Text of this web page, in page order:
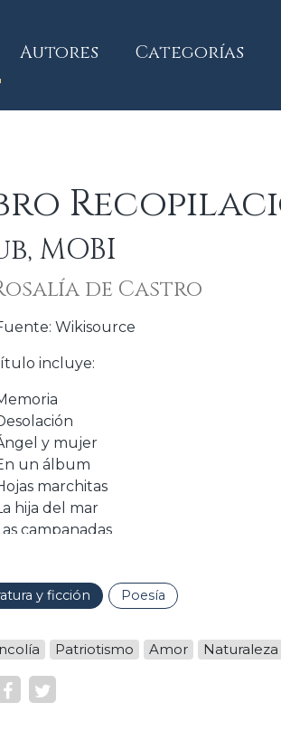
Autores Categorías
MOBI
de Castro
Wikisource
incluye:
y mujer
un álbum
marchitas
hija del mar
campanadas
recuerdo
y ficción Poesía
Patriotismo Amor Naturaleza